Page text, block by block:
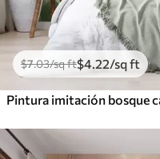
$7.03/sq ft$4 .22/sq ft
Pintura imitación bosque